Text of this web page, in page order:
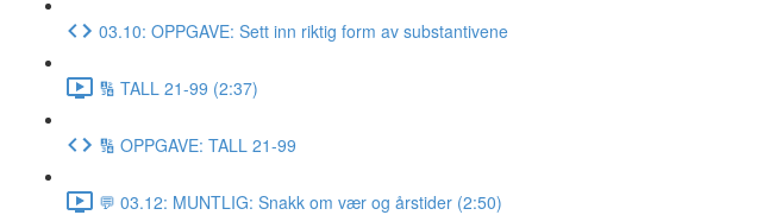
03.10: OPPGAVE: Sett inn riktig form av substantivene
🔢 TALL 21-99 (2:37)
🔢 OPPGAVE: TALL 21-99
💬 03.12: MUNTLIG: Snakk om vær og årstider (2:50)